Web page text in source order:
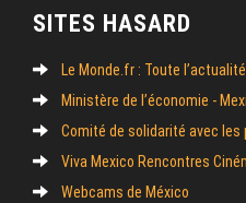
SITES HASARD
Le Monde.fr : Toute
Ministère de l’économie -
Comité de solidarité avec les
Viva Mexico Rencontres
Webcams de México